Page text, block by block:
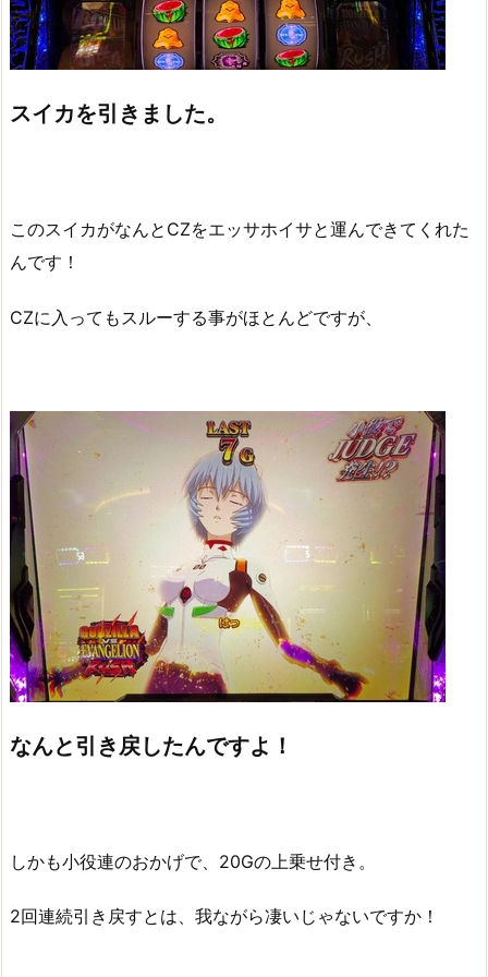
スイカを引きました。
このスイカがなんとCZをエッサホイサと運んできてくれた
んです！
CZに入ってもスルーする事がほとんどですが、
なんと引き戻したんですよ！
しかも小役連のおかげで、20Gの上乗せ付き。
2回連続引き戻すとは、我ながら凄いじゃないですか！